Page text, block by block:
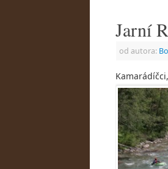
Jarní
od autora:
Kamarádíčci,